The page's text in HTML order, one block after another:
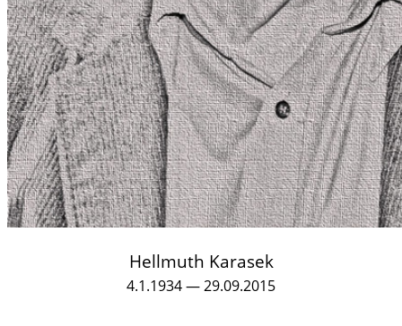
Hellmuth Karasek
4.1.1934 — 29.09.2015